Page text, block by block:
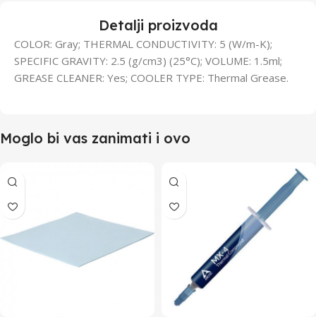
Detalji proizvoda
COLOR: Gray; THERMAL CONDUCTIVITY: 5 (W/m-K);
SPECIFIC GRAVITY: 2.5 (g/cm3) (25°C); VOLUME: 1.5ml;
GREASE CLEANER: Yes; COOLER TYPE: Thermal Grease.
Moglo bi vas zanimati i ovo